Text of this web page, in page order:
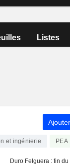
Listes
et ingénierie PEA